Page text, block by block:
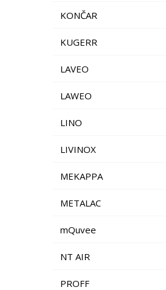
KONČAR
KUGERR
LAVEO
LAWEO
LINO
LIVINOX
MEKAPPA
METALAC
mQuvee
NT AIR
PROFF